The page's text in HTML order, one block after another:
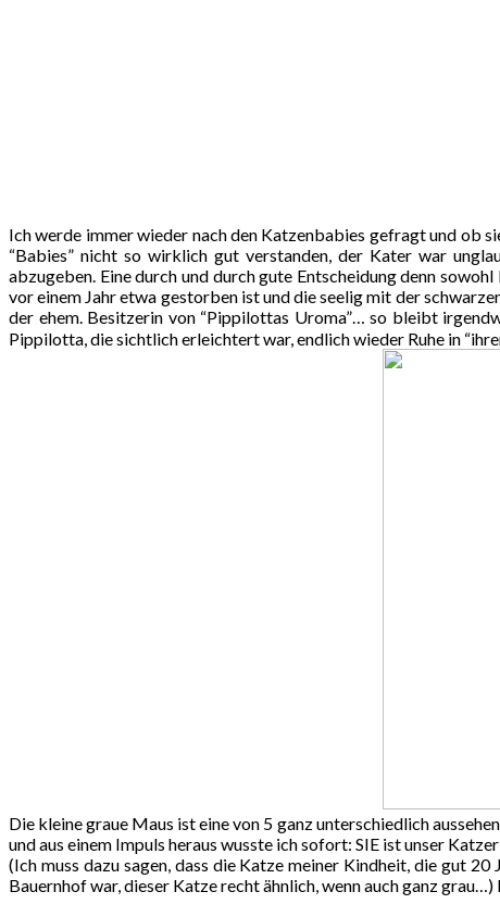
Ich werde immer wieder nach den Katzenbabies gefragt und ob
“Babies” nicht so wirklich gut verstanden, der Kater war
abzugeben. Eine durch und durch gute Entscheidung denn
vor einem Jahr etwa gestorben ist und die seelig mit der
der ehem. Besitzerin von “Pippilottas Uroma”… so bleibt
Pippilotta, die sichtlich erleichtert war, endlich wieder Ruhe in
Die kleine graue Maus ist eine von 5 ganz unterschiedlich
und aus einem Impuls heraus wusste ich sofort: SIE ist unser
(Ich muss dazu sagen, dass die Katze meiner Kindheit, die gut
Bauernhof war, dieser Katze recht ähnlich, wenn auch ganz grau…)